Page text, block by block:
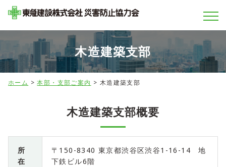
木造建築支部
ホーム >本部・支部ご案内 > 木造建築支部
木造建築支部概要
所
在
〒150-8340 東京都渋谷区渋谷1-16-14 地
下鉄ビル6階